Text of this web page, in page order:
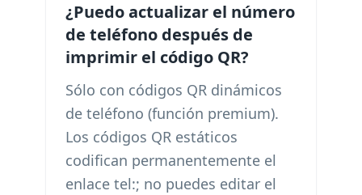
¿Puedo actualizar el número
de teléfono después de
imprimir el código QR?
Sólo con códigos QR dinámicos
de teléfono (función premium).
Los códigos QR estáticos
codifican permanentemente el
enlace tel:; no puedes editar el